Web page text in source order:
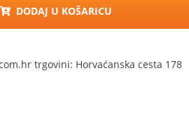
DODAJ U KOŠARICU
trgovini: Horvaćanska cesta 178